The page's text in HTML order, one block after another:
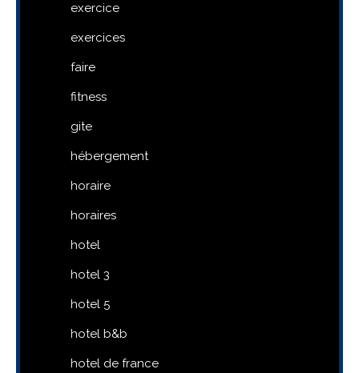
exercice
exercices
faire
fitness
gite
hébergement
horaire
horaires
hotel
hotel 3
hotel 5
hotel b&b
hotel de france